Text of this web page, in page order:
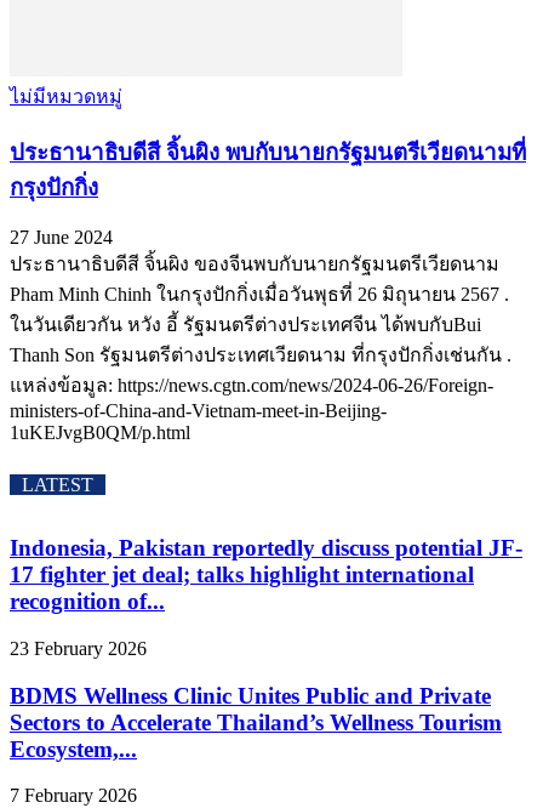
ไม่มีหมวดหมู่
ประธานาธิบดีสี จิ้นผิง พบกับนายกรัฐมนตรีเวียดนามที่
กรุงปักกิ่ง
27 June 2024
ประธานาธิบดีสี จิ้นผิง ของจีนพบกับนายกรัฐมนตรีเวียดนาม
Pham Minh Chinh ในกรุงปักกิ่งเมื่อวันพุธที่ 26 มิถุนายน 2567 .
ในวันเดียวกัน หวัง อี้ รัฐมนตรีต่างประเทศจีน ได้พบกับBui
Thanh Son รัฐมนตรีต่างประเทศเวียดนาม ที่กรุงปักกิ่งเช่นกัน .
แหล่งข้อมูล: https://news.cgtn.com/news/2024-06-26/Foreign-
ministers-of-China-and-Vietnam-meet-in-Beijing-
1uKEJvgB0QM/p.html
LATEST
Indonesia, Pakistan reportedly discuss potential JF-
17 fighter jet deal; talks highlight international
recognition of...
23 February 2026
BDMS Wellness Clinic Unites Public and Private
Sectors to Accelerate Thailand’s Wellness Tourism
Ecosystem,...
7 February 2026